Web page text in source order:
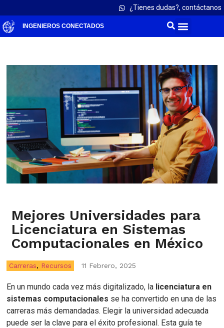
¿Tienes dudas?, contáctanos
INGENIEROS CONECTADOS
Mejores Universidades para
Licenciatura en Sistemas
Computacionales en México
Carreras, Recursos 11 Febrero, 2025
En un mundo cada vez más digitalizado, la licenciatura en
sistemas computacionales se ha convertido en una de las
carreras más demandadas. Elegir la universidad adecuada
puede ser la clave para el éxito profesional. Esta guía te